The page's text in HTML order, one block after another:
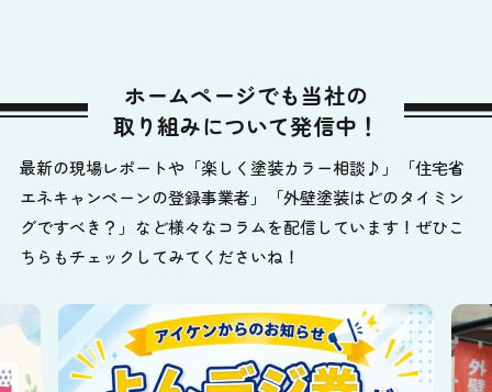
ホームページでも当社の
取り組みについて発信中！
最新の現場レポートや「楽しく塗装カラー相談♪」「住宅省
エネキャンペーンの登録事業者」「外壁塗装はどのタイミン
グですべき？」など様々なコラムを配信しています！ぜひこ
ちらもチェックしてみてくださいね！